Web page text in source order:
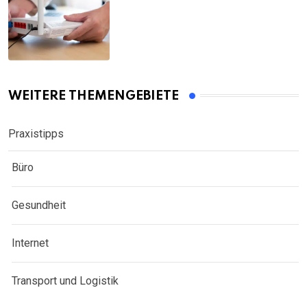
WEITERE THEMENGEBIETE
Praxistipps
Büro
Gesundheit
Internet
Transport und Logistik